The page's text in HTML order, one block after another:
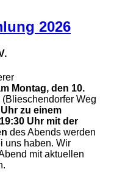
2026
Montag, den 10.
Weg
zu einem
Uhr mit der
des Abends werden
uns haben. Wir
mit aktuellen